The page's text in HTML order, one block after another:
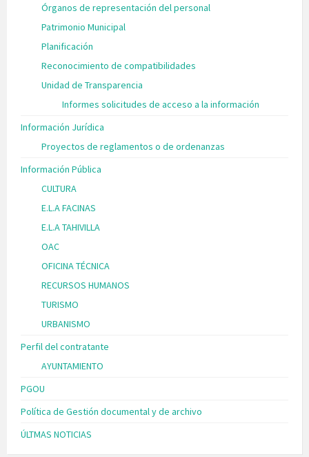
Órganos de representación del personal
Patrimonio Municipal
Planificación
Reconocimiento de compatibilidades
Unidad de Transparencia
Informes solicitudes de acceso a la información
Información Jurídica
Proyectos de reglamentos o de ordenanzas
Información Pública
CULTURA
E.L.A FACINAS
E.L.A TAHIVILLA
OAC
OFICINA TÉCNICA
RECURSOS HUMANOS
TURISMO
URBANISMO
Perfil del contratante
AYUNTAMIENTO
PGOU
Política de Gestión documental y de archivo
ÚLTMAS NOTICIAS